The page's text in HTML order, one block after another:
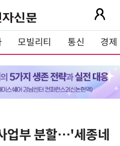
모빌리티 통신 경제
업부 분할…'세종네